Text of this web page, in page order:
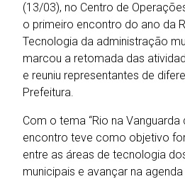
(13/03), no Centro de
o primeiro encontro do ano da
Tecnologia da administração
marcou a retomada das
e reuniu representantes de
Prefeitura.
Com o tema “Rio na Vanguarda
encontro teve como objetivo
entre as áreas de tecnologia
municipais e avançar na